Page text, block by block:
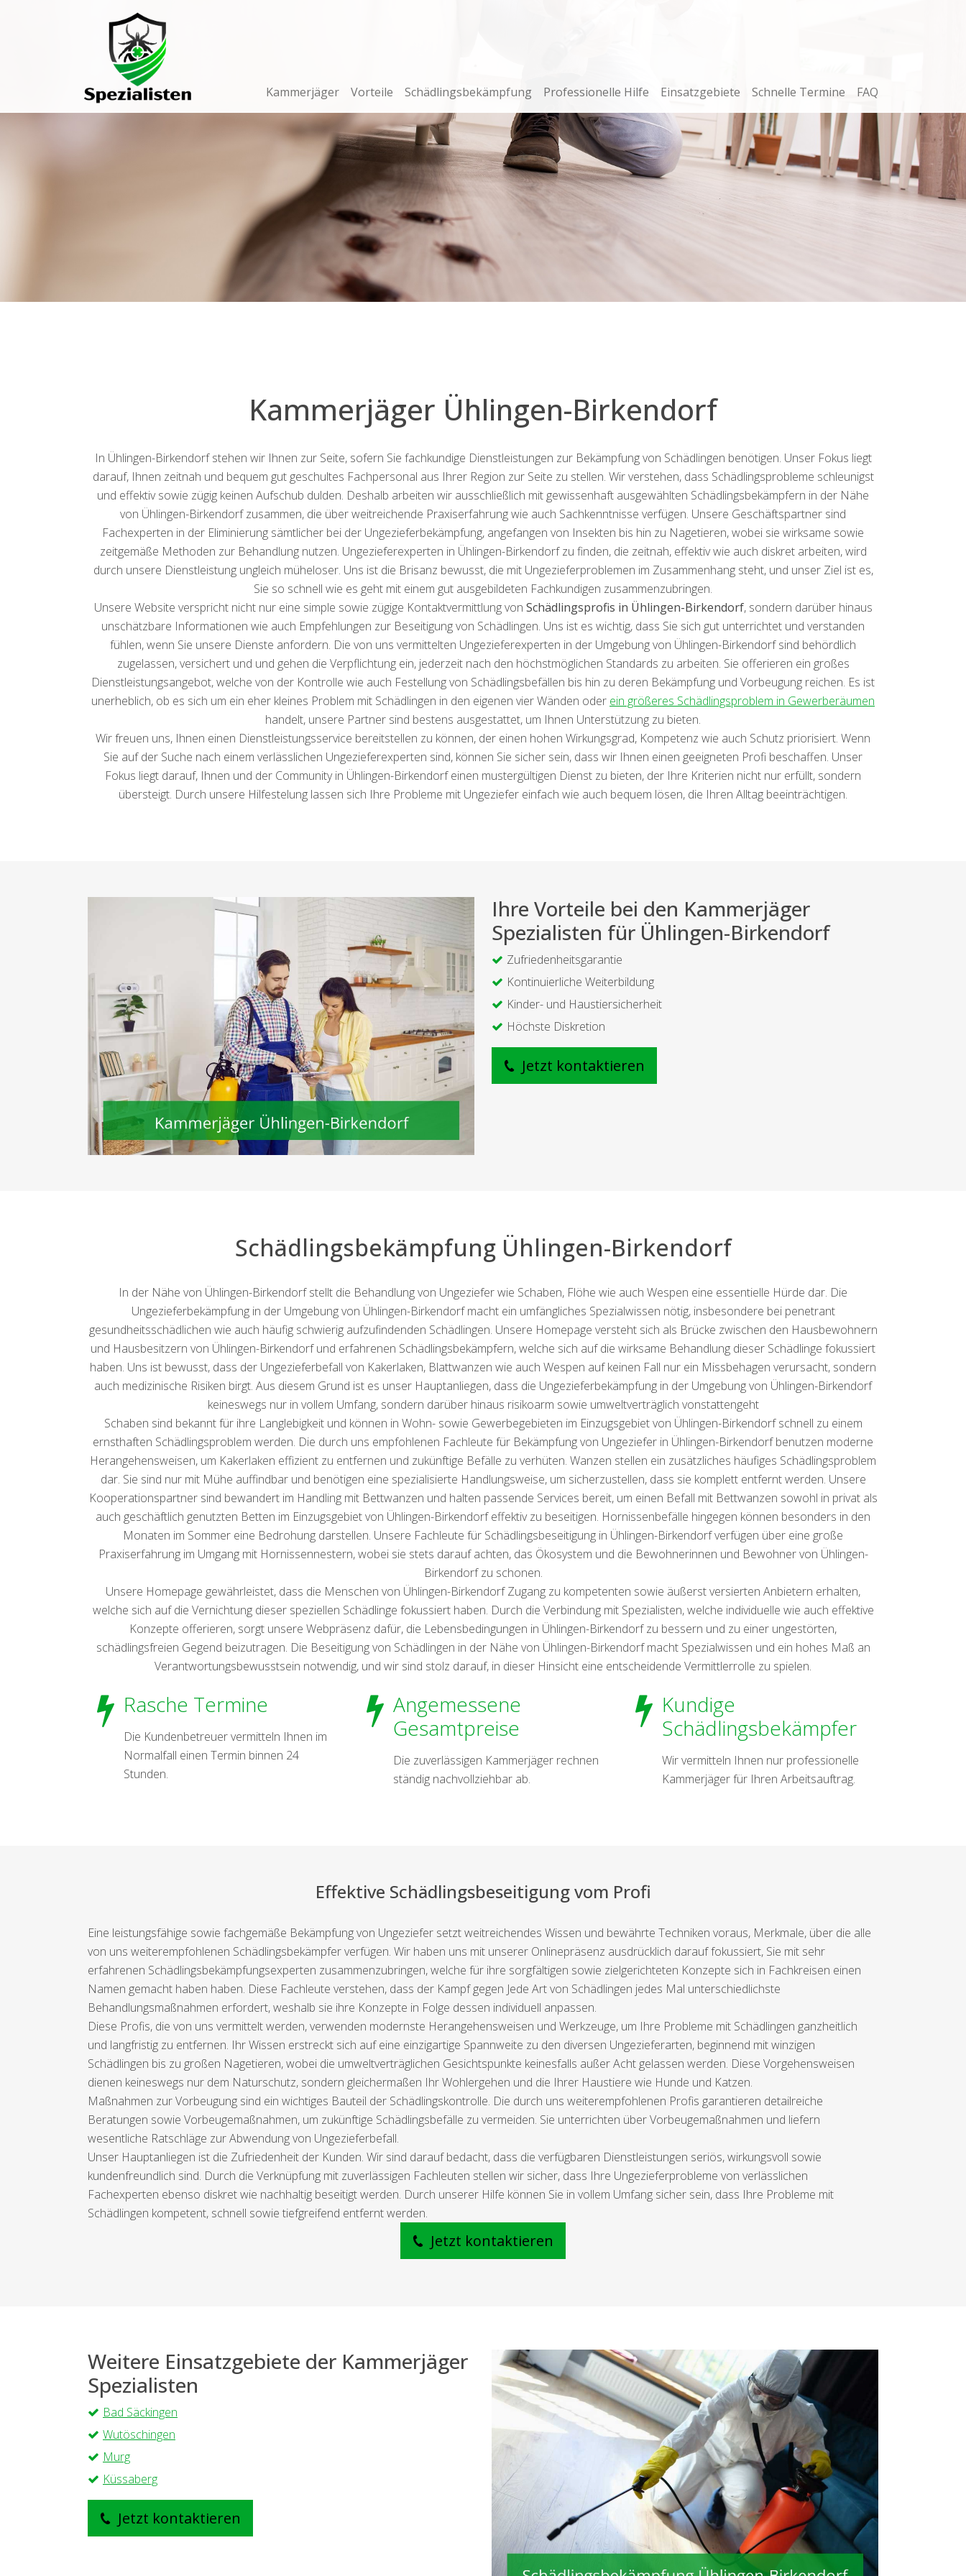
Navigation
Kammerjäger Vorteile Schädlingsbekämpfung Professionelle Hilfe Einsatzgebiete Schnelle Termine FAQ
Kammerjäger Ühlingen-Birkendorf
In Ühlingen-Birkendorf stehen wir Ihnen zur Seite, sofern Sie fachkundige Dienstleistungen zur Bekämpfung von Schädlingen benötigen. Unser Fokus liegt
darauf, Ihnen zeitnah und bequem gut geschultes Fachpersonal aus Ihrer Region zur Seite zu stellen. Wir verstehen, dass Schädlingsprobleme schleunigst
und effektiv sowie zügig keinen Aufschub dulden. Deshalb arbeiten wir ausschließlich mit gewissenhaft ausgewählten Schädlingsbekämpfern in der Nähe
von Ühlingen-Birkendorf zusammen, die über weitreichende Praxiserfahrung wie auch Sachkenntnisse verfügen. Unsere Geschäftspartner sind
Fachexperten in der Eliminierung sämtlicher bei der Ungezieferbekämpfung, angefangen von Insekten bis hin zu Nagetieren, wobei sie wirksame sowie
zeitgemäße Methoden zur Behandlung nutzen. Ungezieferexperten in Ühlingen-Birkendorf zu finden, die zeitnah, effektiv wie auch diskret arbeiten, wird
durch unsere Dienstleistung ungleich müheloser. Uns ist die Brisanz bewusst, die mit Ungezieferproblemen im Zusammenhang steht, und unser Ziel ist es,
Sie so schnell wie es geht mit einem gut ausgebildeten Fachkundigen zusammenzubringen.
Unsere Website verspricht nicht nur eine simple sowie zügige Kontaktvermittlung von Schädlingsprofis in Ühlingen-Birkendorf, sondern darüber hinaus
unschätzbare Informationen wie auch Empfehlungen zur Beseitigung von Schädlingen. Uns ist es wichtig, dass Sie sich gut unterrichtet und verstanden
fühlen, wenn Sie unsere Dienste anfordern. Die von uns vermittelten Ungezieferexperten in der Umgebung von Ühlingen-Birkendorf sind behördlich
zugelassen, versichert und und gehen die Verpflichtung ein, jederzeit nach den höchstmöglichen Standards zu arbeiten. Sie offerieren ein großes
Dienstleistungsangebot, welche von der Kontrolle wie auch Festellung von Schädlingsbefällen bis hin zu deren Bekämpfung und Vorbeugung reichen. Es ist
unerheblich, ob es sich um ein eher kleines Problem mit Schädlingen in den eigenen vier Wänden oder ein größeres Schädlingsproblem in Gewerberäumen
handelt, unsere Partner sind bestens ausgestattet, um Ihnen Unterstützung zu bieten.
Wir freuen uns, Ihnen einen Dienstleistungsservice bereitstellen zu können, der einen hohen Wirkungsgrad, Kompetenz wie auch Schutz priorisiert. Wenn
Sie auf der Suche nach einem verlässlichen Ungezieferexperten sind, können Sie sicher sein, dass wir Ihnen einen geeigneten Profi beschaffen. Unser
Fokus liegt darauf, Ihnen und der Community in Ühlingen-Birkendorf einen mustergültigen Dienst zu bieten, der Ihre Kriterien nicht nur erfüllt, sondern
übersteigt. Durch unsere Hilfestelung lassen sich Ihre Probleme mit Ungeziefer einfach wie auch bequem lösen, die Ihren Alltag beeinträchtigen.
Ihre Vorteile bei den Kammerjäger
Spezialisten für Ühlingen-Birkendorf
Zufriedenheitsgarantie
Kontinuierliche Weiterbildung
Kinder- und Haustiersicherheit
Höchste Diskretion
Jetzt kontaktieren
Schädlingsbekämpfung Ühlingen-Birkendorf
In der Nähe von Ühlingen-Birkendorf stellt die Behandlung von Ungeziefer wie Schaben, Flöhe wie auch Wespen eine essentielle Hürde dar. Die
Ungezieferbekämpfung in der Umgebung von Ühlingen-Birkendorf macht ein umfängliches Spezialwissen nötig, insbesondere bei penetrant
gesundheitsschädlichen wie auch häufig schwierig aufzufindenden Schädlingen. Unsere Homepage versteht sich als Brücke zwischen den Hausbewohnern
und Hausbesitzern von Ühlingen-Birkendorf und erfahrenen Schädlingsbekämpfern, welche sich auf die wirksame Behandlung dieser Schädlinge fokussiert
haben. Uns ist bewusst, dass der Ungezieferbefall von Kakerlaken, Blattwanzen wie auch Wespen auf keinen Fall nur ein Missbehagen verursacht, sondern
auch medizinische Risiken birgt. Aus diesem Grund ist es unser Hauptanliegen, dass die Ungezieferbekämpfung in der Umgebung von Ühlingen-Birkendorf
keineswegs nur in vollem Umfang, sondern darüber hinaus risikoarm sowie umweltverträglich vonstattengeht
Schaben sind bekannt für ihre Langlebigkeit und können in Wohn- sowie Gewerbegebieten im Einzugsgebiet von Ühlingen-Birkendorf schnell zu einem
ernsthaften Schädlingsproblem werden. Die durch uns empfohlenen Fachleute für Bekämpfung von Ungeziefer in Ühlingen-Birkendorf benutzen moderne
Herangehensweisen, um Kakerlaken effizient zu entfernen und zukünftige Befälle zu verhüten. Wanzen stellen ein zusätzliches häufiges Schädlingsproblem
dar. Sie sind nur mit Mühe auffindbar und benötigen eine spezialisierte Handlungsweise, um sicherzustellen, dass sie komplett entfernt werden. Unsere
Kooperationspartner sind bewandert im Handling mit Bettwanzen und halten passende Services bereit, um einen Befall mit Bettwanzen sowohl in privat als
auch geschäftlich genutzten Betten im Einzugsgebiet von Ühlingen-Birkendorf effektiv zu beseitigen. Hornissenbefälle hingegen können besonders in den
Monaten im Sommer eine Bedrohung darstellen. Unsere Fachleute für Schädlingsbeseitigung in Ühlingen-Birkendorf verfügen über eine große
Praxiserfahrung im Umgang mit Hornissennestern, wobei sie stets darauf achten, das Ökosystem und die Bewohnerinnen und Bewohner von Ühlingen-
Birkendorf zu schonen.
Unsere Homepage gewährleistet, dass die Menschen von Ühlingen-Birkendorf Zugang zu kompetenten sowie äußerst versierten Anbietern erhalten,
welche sich auf die Vernichtung dieser speziellen Schädlinge fokussiert haben. Durch die Verbindung mit Spezialisten, welche individuelle wie auch effektive
Konzepte offerieren, sorgt unsere Webpräsenz dafür, die Lebensbedingungen in Ühlingen-Birkendorf zu bessern und zu einer ungestörten,
schädlingsfreien Gegend beizutragen. Die Beseitigung von Schädlingen in der Nähe von Ühlingen-Birkendorf macht Spezialwissen und ein hohes Maß an
Verantwortungsbewusstsein notwendig, und wir sind stolz darauf, in dieser Hinsicht eine entscheidende Vermittlerrolle zu spielen.
Rasche Termine
Die Kundenbetreuer vermitteln Ihnen im
Normalfall einen Termin binnen 24
Stunden.
Angemessene
Gesamtpreise
Die zuverlässigen Kammerjäger rechnen
ständig nachvollziehbar ab.
Kundige
Schädlingsbekämpfer
Wir vermitteln Ihnen nur professionelle
Kammerjäger für Ihren Arbeitsauftrag.
Effektive Schädlingsbeseitigung vom Profi
Eine leistungsfähige sowie fachgemäße Bekämpfung von Ungeziefer setzt weitreichendes Wissen und bewährte Techniken voraus, Merkmale, über die alle
von uns weiterempfohlenen Schädlingsbekämpfer verfügen. Wir haben uns mit unserer Onlinepräsenz ausdrücklich darauf fokussiert, Sie mit sehr
erfahrenen Schädlingsbekämpfungsexperten zusammenzubringen, welche für ihre sorgfältigen sowie zielgerichteten Konzepte sich in Fachkreisen einen
Namen gemacht haben haben. Diese Fachleute verstehen, dass der Kampf gegen Jede Art von Schädlingen jedes Mal unterschiedlichste
Behandlungsmaßnahmen erfordert, weshalb sie ihre Konzepte in Folge dessen individuell anpassen.
Diese Profis, die von uns vermittelt werden, verwenden modernste Herangehensweisen und Werkzeuge, um Ihre Probleme mit Schädlingen ganzheitlich
und langfristig zu entfernen. Ihr Wissen erstreckt sich auf eine einzigartige Spannweite zu den diversen Ungezieferarten, beginnend mit winzigen
Schädlingen bis zu großen Nagetieren, wobei die umweltverträglichen Gesichtspunkte keinesfalls außer Acht gelassen werden. Diese Vorgehensweisen
dienen keineswegs nur dem Naturschutz, sondern gleichermaßen Ihr Wohlergehen und die Ihrer Haustiere wie Hunde und Katzen.
Maßnahmen zur Vorbeugung sind ein wichtiges Bauteil der Schädlingskontrolle. Die durch uns weiterempfohlenen Profis garantieren detailreiche
Beratungen sowie Vorbeugemaßnahmen, um zukünftige Schädlingsbefälle zu vermeiden. Sie unterrichten über Vorbeugemaßnahmen und liefern
wesentliche Ratschläge zur Abwendung von Ungezieferbefall.
Unser Hauptanliegen ist die Zufriedenheit der Kunden. Wir sind darauf bedacht, dass die verfügbaren Dienstleistungen seriös, wirkungsvoll sowie
kundenfreundlich sind. Durch die Verknüpfung mit zuverlässigen Fachleuten stellen wir sicher, dass Ihre Ungezieferprobleme von verlässlichen
Fachexperten ebenso diskret wie nachhaltig beseitigt werden. Durch unserer Hilfe können Sie in vollem Umfang sicher sein, dass Ihre Probleme mit
Schädlingen kompetent, schnell sowie tiefgreifend entfernt werden.
Jetzt kontaktieren
Weitere Einsatzgebiete der Kammerjäger
Spezialisten
Bad Säckingen
Wutöschingen
Murg
Küssaberg
Jetzt kontaktieren